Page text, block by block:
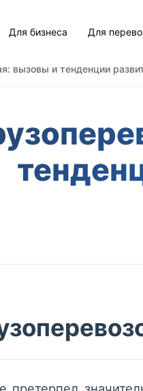
Для бизнеса Для
вызовы и тенденции